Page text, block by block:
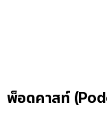
พ็อดคาสท์